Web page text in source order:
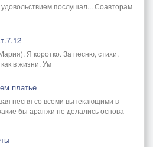
послушал... Соавторам
Я коротко. За песню, стихи,
в жизни. Ум
платье
песня со всеми вытекающими в
бы аранжи не делались основа